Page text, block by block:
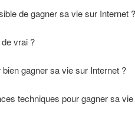
de gagner sa vie sur Internet ?
vrai ?
gagner sa vie sur Internet ?
techniques pour gagner sa